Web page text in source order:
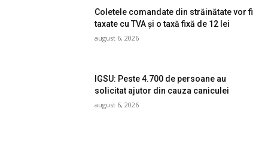
Coletele comandate din străinătate vor fi
taxate cu TVA și o taxă fixă de 12 lei
august 6, 2026
IGSU: Peste 4.700 de persoane au
solicitat ajutor din cauza caniculei
august 6, 2026